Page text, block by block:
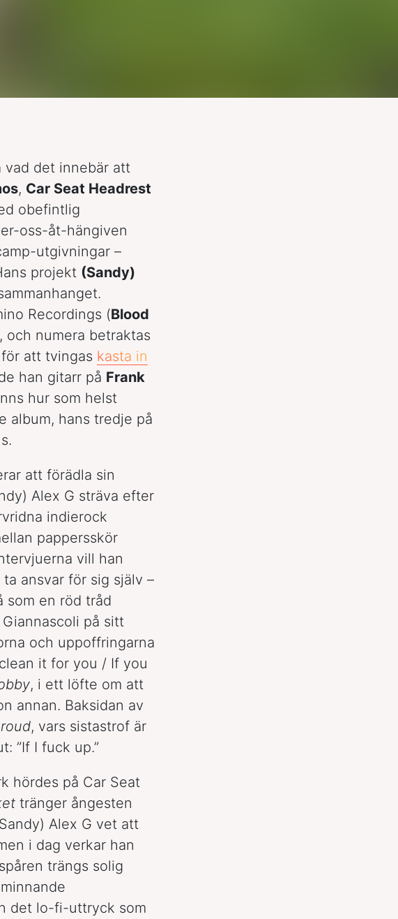
vad det innebär att
, Car Seat Headrest
obefintlig
oss-åt-hängiven
utgivningar –
projekt (Sandy)
Recordings (Blood
och numera betraktas
att tvingas kasta in
han gitarr på Frank
hur som helst
album, hans tredje på
att förädla sin
Alex G sträva efter
indierock
pappersskör
vill han
ansvar för sig själv –
som en röd tråd
på sitt
och uppoffringarna
it for you / If you
, i ett löfte om att
annan. Baksidan av
, vars sistastrof är
”If I fuck up.”
hördes på Car Seat
tränger ångesten
Alex G vet att
i dag verkar han
trängs solig
det lo-fi-uttryck som